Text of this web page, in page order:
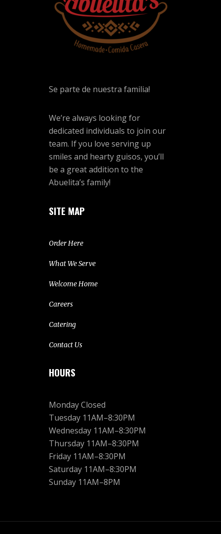
Se parte de nuestra familia!
We’re always looking for
dedicated individuals to join our
team. If you love serving up
smiles and hearty guisos, you’ll
be a great addition to the
Abuelita’s family!
SITE MAP
Order Here
What We Serve
Welcome Home
Careers
Catering
Contact Us
HOURS
Monday Closed
Tuesday 11AM–8:30PM
Wednesday 11AM–8:30PM
Thursday 11AM–8:30PM
Friday 11AM–8:30PM
Saturday 11AM–8:30PM
Sunday 11AM–8PM